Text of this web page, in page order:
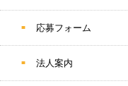
応募フォーム
法人案内